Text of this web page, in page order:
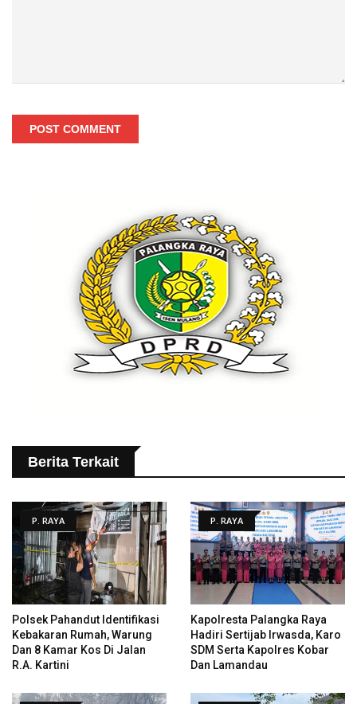
POST COMMENT
Berita Terkait
P. RAYA
Polsek Pahandut Identifikasi
Kebakaran Rumah, Warung
Dan 8 Kamar Kos Di Jalan
R.A. Kartini
P. RAYA
Kapolresta Palangka Raya
Hadiri Sertijab Irwasda, Karo
SDM Serta Kapolres Kobar
Dan Lamandau